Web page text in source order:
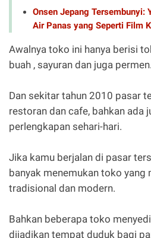
Onsen Jepang Tersembunyi:
Air Panas yang Seperti Film
Awalnya toko ini hanya berisi
buah , sayuran dan juga permen.
Dan sekitar tahun 2010 pasar
restoran dan cafe, bahkan ada
perlengkapan sehari-hari.
Jika kamu berjalan di pasar
banyak menemukan toko yang
tradisional dan modern.
Bahkan beberapa toko
dijadikan tempat duduk bagi